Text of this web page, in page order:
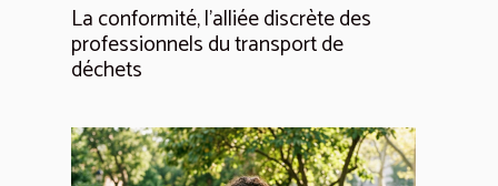
La conformité, l'alliée discrète des
professionnels du transport de
déchets